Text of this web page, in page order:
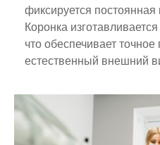
фиксируется постоянная
Коронка
что обеспечивает точное
естественный внешний